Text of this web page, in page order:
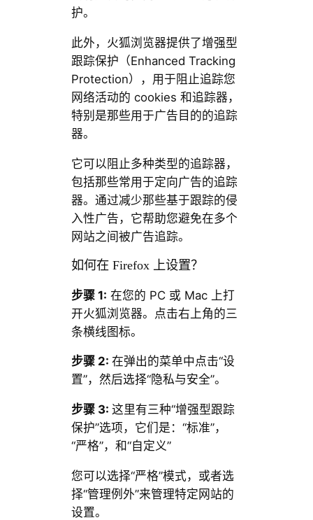
护。
此外，火狐浏览器提供了增强型
跟踪保护（Enhanced Tracking
Protection），用于阻止追踪您
网络活动的 cookies 和追踪器，
特别是那些用于广告目的的追踪
器。
它可以阻止多种类型的追踪器，
包括那些常用于定向广告的追踪
器。通过减少那些基于跟踪的侵
入性广告，它帮助您避免在多个
网站之间被广告追踪。
如何在 Firefox 上设置？
步骤 1: 在您的 PC 或 Mac 上打
开火狐浏览器。点击右上角的三
条横线图标。
步骤 2: 在弹出的菜单中点击“设
置”，然后选择“隐私与安全”。
步骤 3: 这里有三种“增强型跟踪
保护”选项，它们是：“标准”，
“严格”，和“自定义”
您可以选择“严格”模式，或者选
择“管理例外”来管理特定网站的
设置。